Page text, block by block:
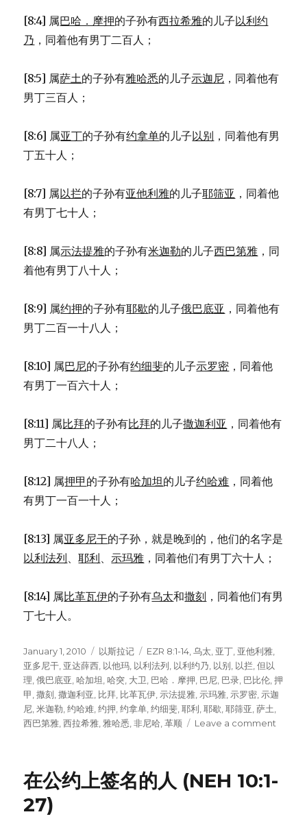
[8:4] 属巴哈．摩押的子孙有西拉希雅的儿子以利约
乃 ，同着他有男丁二百人；
[8:5] 属萨土的子孙有雅哈悉的儿子示迦尼 ，同着他有
男丁三百人；
[8:6] 属亚丁的子孙有约拿单的儿子以别 ，同着他有男
丁五十人；
[8:7] 属以拦的子孙有亚他利雅的儿子耶筛亚 ，同着他
有男丁七十人；
[8:8] 属示法提雅的子孙有米迦勒的儿子西巴第雅 ，同
着他有男丁八十人；
[8:9] 属约押的子孙有耶歇的儿子俄巴底亚 ，同着他有
男丁二百一十八人；
[8:10] 属巴尼的子孙有约细斐的儿子示罗密 ，同着他
有男丁一百六十人；
[8:11] 属比拜的子孙有比拜的儿子撒迦利亚 ，同着他有
男丁二十八人；
[8:12] 属押甲 的子孙有哈加坦的儿子约哈难 ，同着他
有男丁一百一十人；
[8:13] 属亚多尼干的子孙，就是晚到的，他们的名字是
以利法列、耶利、示玛雅 ，同着他们有男丁六十人；
[8:14] 属比革瓦伊的子孙有乌太和撒刻 ，同着他们有男
丁七十人。
Posted
on
January 1, 2010 Categories
以斯拉记 Tags
EZR 8:1-14 ,乌太 亚丁 亚他利雅
亚多尼干 亚达薛西 以他玛 以利法列 以利约乃 以别 以拦 ,但以
理 ,俄巴底亚 ,哈加坦 ,哈突 大卫 巴哈．摩押 巴尼 巴录 巴比伦 ,押
甲 ,撒刻 ,撒迦利亚 比拜 比革瓦伊 示法提雅 示玛雅 示罗密 示迦
尼 ,米迦勒 ,约哈难 ,约押 ,约拿单 ,约细斐 ,耶利 ,耶歇 ,耶筛亚 ,萨土
西巴第雅 ,西拉希雅 雅哈悉 ,非尼哈 ,革顺 Leave a comment
之
在公约上签名的人 (NEH 10:1-
27)